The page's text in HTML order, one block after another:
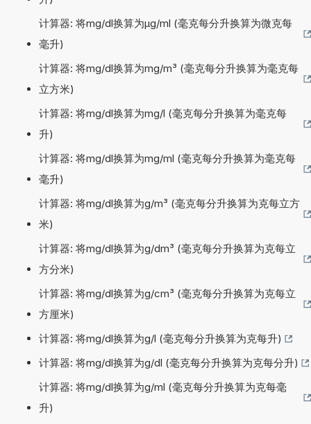
计算器: 将mg/dl换算为µg/ml (毫克每分升换算为微克每
毫升)
计算器: 将mg/dl换算为mg/m³ (毫克每分升换算为毫克每
立方米)
计算器: 将mg/dl换算为mg/l (毫克每分升换算为毫克每
升)
计算器: 将mg/dl换算为mg/ml (毫克每分升换算为毫克每
毫升)
计算器: 将mg/dl换算为g/m³ (毫克每分升换算为克每立方
米)
计算器: 将mg/dl换算为g/dm³ (毫克每分升换算为克每立
方分米)
计算器: 将mg/dl换算为g/cm³ (毫克每分升换算为克每立
方厘米)
计算器: 将mg/dl换算为g/l (毫克每分升换算为克每升)
计算器: 将mg/dl换算为g/dl (毫克每分升换算为克每分升)
计算器: 将mg/dl换算为g/ml (毫克每分升换算为克每毫
升)